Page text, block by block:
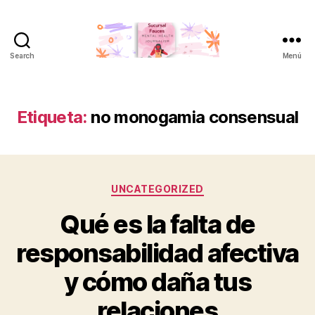
Search Menú
Etiqueta: no monogamia consensual
Categorías
UNCATEGORIZED
Qué es la falta de
responsabilidad afectiva
y cómo daña tus